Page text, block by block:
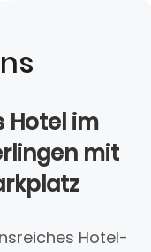
Hotel im
mit
Hotel-